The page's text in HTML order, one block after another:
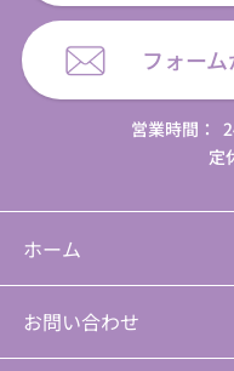
フォー
営業時間：
定
ホーム
お問い合わせ